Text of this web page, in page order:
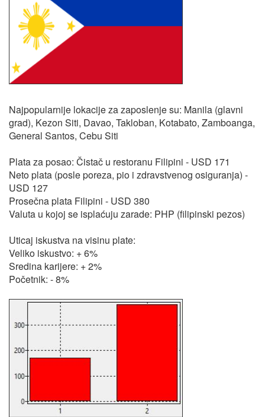
Najpopularnije lokacije za zaposlenje su: Manila (glavni
grad), Kezon Siti, Davao, Takloban, Kotabato, Zamboanga,
General Santos, Cebu Siti
Plata za posao: Čistač u restoranu Filipini - USD 171
Neto plata (posle poreza, pio i zdravstvenog osiguranja) -
USD 127
Prosečna plata Filipini - USD 380
Valuta u kojoj se isplaćuju zarade: PHP (filipinski pezos)
Uticaj iskustva na visinu plate:
Veliko iskustvo: + 6%
Sredina karijere: + 2%
Početnik: - 8%